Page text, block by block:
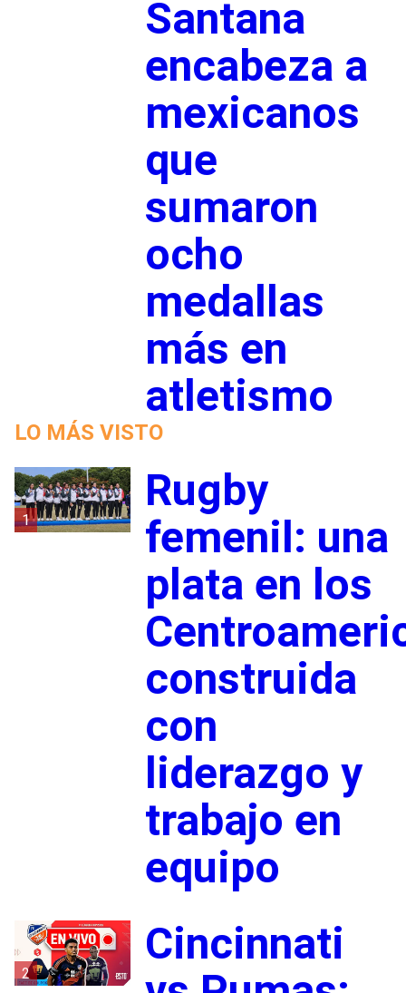
Santana
encabeza a
mexicanos
que
sumaron
ocho
medallas
más en
atletismo
LO MÁS VISTO
1
Rugby
femenil: una
plata en los
construida
con
liderazgo y
trabajo en
equipo
2
Cincinnati